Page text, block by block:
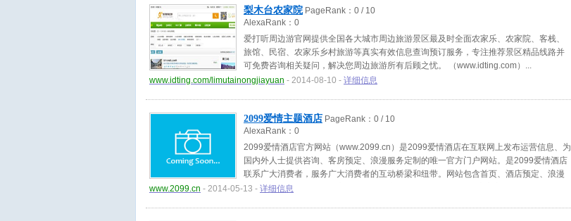
梨木台农家院PageRank： 0 / 10
AlexaRank： 0
爱打听周边游官网提供全国各大城市周边旅游景区最及时全面农家乐、农家院、客栈、
旅馆、民宿、农家乐乡村旅游等真实有效信息查询预订服务，专注推荐景区精品线路并
可免费咨询相关疑问，解决您周边旅游所有后顾之忧。 （www.idting.com）
www.idting.com/limutainongjiayuan - 2014-08-10 - 详细信息
2099爱情主题酒店 PageRank： 0 / 10
AlexaRank： 0
2099爱情酒店官方网站（www.2099.cn）是2099爱情酒店在互联网上发布运营信息、为
国内外人士提供咨询、客房预定、浪漫服务定制的唯一官方门户网站。是2099爱情酒店
联系广大消费者，服务广大消费者的互动桥梁和纽带。网站包含首页、酒店预定、浪漫
满屋、爱情咨询、会员中心、合作加盟六大板块。 2099爱情酒店官方网站于2013年7月
www.2099.cn - 2014-05-13 - 详细信息